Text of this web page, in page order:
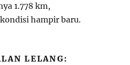
1.778 km,
hampir baru.
LELANG: